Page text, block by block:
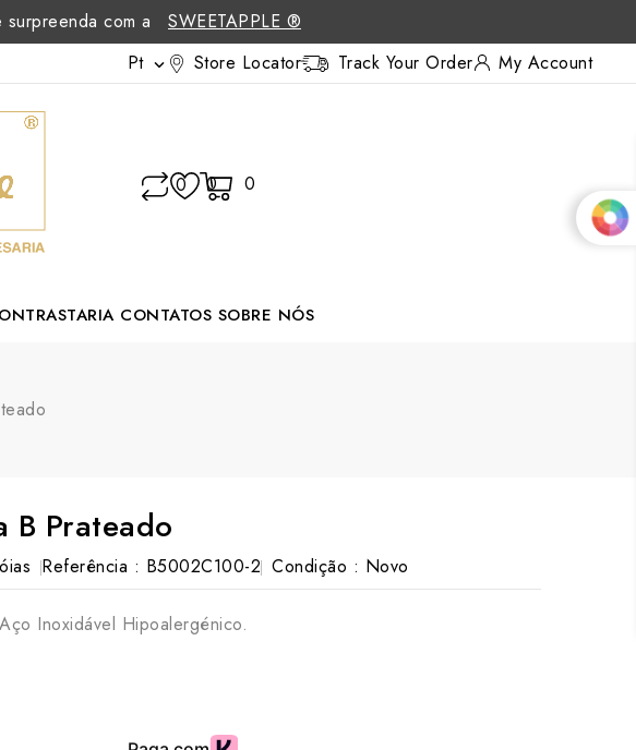
com a
SWEETAPPLE ®
Pt  Store Locator Track Your Order My Account
0 0 0
CONTATOS SOBRE NÓS
B Prateado
Referência : B5002C100-2 Condição : Novo
Inoxidável Hipoalergénico.